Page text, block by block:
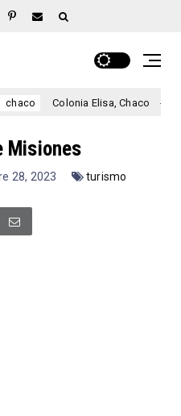
Colonia Elisa, Chaco chaco
Misiones
28, 2023 turismo